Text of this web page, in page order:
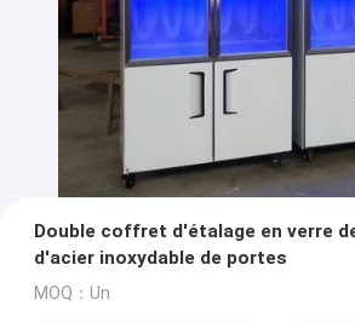
Double coffret d'étalage en verre
d'acier inoxydable de portes
MOQ：Un